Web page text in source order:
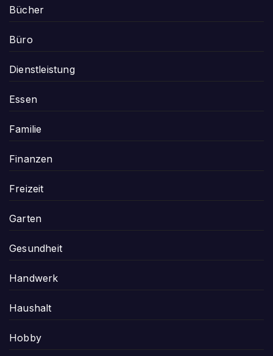
Bücher
Büro
Dienstleistung
Essen
Familie
Finanzen
Freizeit
Garten
Gesundheit
Handwerk
Haushalt
Hobby